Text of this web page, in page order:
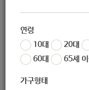
연령
10대
20대
60대
65세
가구형태
[원문바로보기]
긴급재난지원